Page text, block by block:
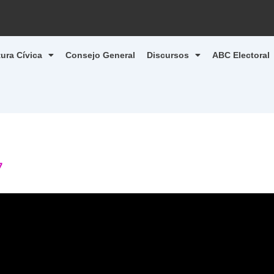
Cívica Consejo General Discursos ABC Electoral